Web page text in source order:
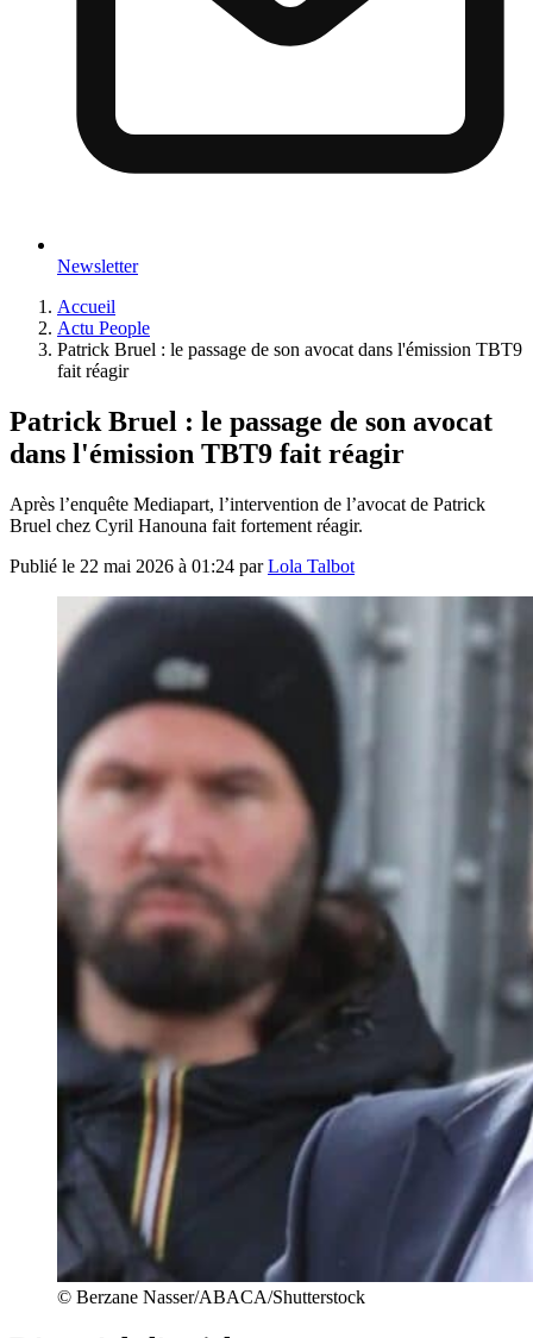
Newsletter
Accueil
Actu People
Patrick Bruel : le passage de son avocat dans l'émission TBT9
fait réagir
Patrick Bruel : le passage de son avocat
dans l'émission TBT9 fait réagir
Après l’enquête Mediapart, l’intervention de l’avocat de Patrick
Bruel chez Cyril Hanouna fait fortement réagir.
Publié le 22 mai 2026 à 01:24 parLola Talbot
© Berzane Nasser/ABACA/Shutterstock